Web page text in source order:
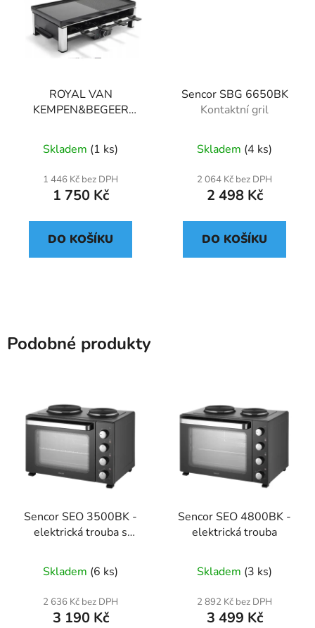
ROYAL VAN
KEMPEN&BEGEER
Skladem (1 ks)
1 446 Kč bez DPH
1 750 Kč
DO KOŠÍKU
Sencor SBG 6650BK
Kontaktní gril
Skladem (4 ks)
2 064 Kč bez DPH
2 498 Kč
DO KOŠÍKU
Podobné produkty
Sencor SEO 3500BK -
elektrická trouba s
Skladem (6 ks)
2 636 Kč bez DPH
3 190 Kč
Sencor SEO 4800BK -
elektrická trouba
Skladem (3 ks)
2 892 Kč bez DPH
3 499 Kč